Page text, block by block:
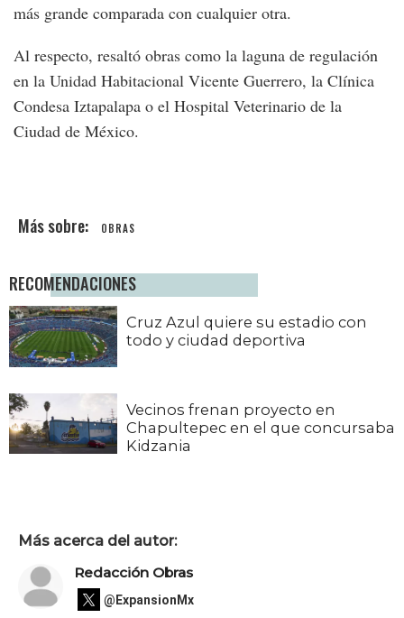
más grande comparada con cualquier otra.
Al respecto, resaltó obras como la laguna de regulación
en la Unidad Habitacional Vicente Guerrero, la Clínica
Condesa Iztapalapa o el Hospital Veterinario de la
Ciudad de México.
OBRAS
RECOMENDACIONES
Cruz Azul quiere su estadio con
todo y ciudad deportiva
Vecinos frenan proyecto en
Chapultepec en el que concursaba
Kidzania
Más acerca del autor:
Redacción Obras
@ExpansionMx